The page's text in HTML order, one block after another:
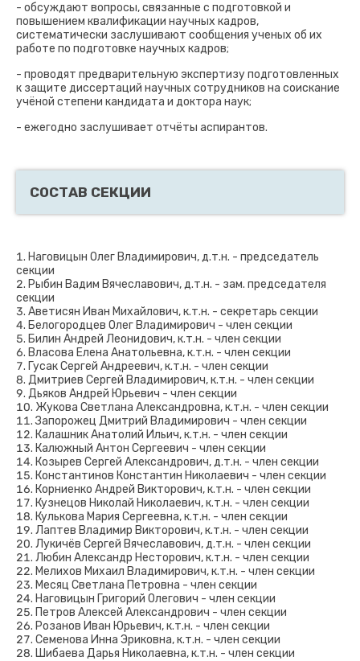
- обсуждают вопросы, связанные с подготовкой и
повышением квалификации научных кадров,
систематически заслушивают сообщения ученых об их
работе по подготовке научных кадров;
- проводят предварительную экспертизу подготовленных
к защите диссертаций научных сотрудников на соискание
учёной степени кандидата и доктора наук;
- ежегодно заслушивает отчёты аспирантов.
СОСТАВ СЕКЦИИ
Наговицын Олег Владимирович, д.т.н. - председатель
секции
Рыбин Вадим Вячеславович, д.т.н. - зам. председателя
секции
Аветисян Иван Михайлович, к.т.н. - секретарь секции
Белогородцев Олег Владимирович - член секции
Билин Андрей Леонидович, к.т.н. - член секции
Власова Елена Анатольевна, к.т.н. - член секции
Гусак Сергей Андреевич, к.т.н. - член секции
Дмитриев Сергей Владимирович, к.т.н. - член секции
Дьяков Андрей Юрьевич - член секции
Жукова Светлана Александровна, к.т.н. - член секции
Запорожец Дмитрий Владимирович - член секции
Калашник Анатолий Ильич, к.т.н. - член секции
Калюжный Антон Сергеевич - член секции
Козырев Сергей Александрович, д.т.н. - член секции
Константинов Константин Николаевич - член секции
Корниенко Андрей Викторович, к.т.н. - член секции
Кузнецов Николай Николаевич, к.т.н. - член секции
Кулькова Мария Сергеевна, к.т.н. - член секции
Лаптев Владимир Викторович, к.т.н. - член секции
Лукичёв Сергей Вячеславович, д.т.н. - член секции
Любин Александр Несторович, к.т.н. - член секции
Мелихов Михаил Владимирович, к.т.н. - член секции
Месяц Светлана Петровна - член секции
Наговицын Григорий Олегович - член секции
Петров Алексей Александрович - член секции
Розанов Иван Юрьевич, к.т.н. - член секции
Семенова Инна Эриковна, к.т.н. - член секции
Шибаева Дарья Николаевна, к.т.н. - член секции